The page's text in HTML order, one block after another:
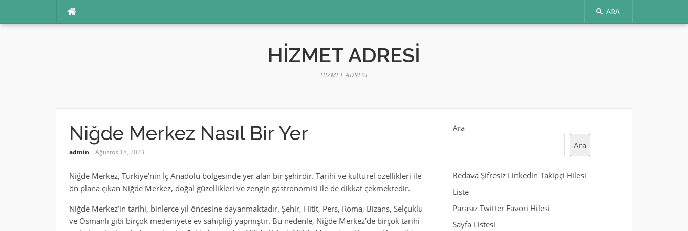
ARA
HIZMET ADRESI
HIZMET ADRESI
Niğde Merkez Nasıl Bir Yer
admin Ağustos 18, 2023
Niğde Merkez, Türkiye’nin İç Anadolu bölgesinde yer alan bir şehirdir. Tarihi ve kültürel özellikleri ile
ön plana çıkan Niğde Merkez, doğal güzellikleri ve zengin gastronomisi ile de dikkat çekmektedir.
Niğde Merkez’in tarihi, binlerce yıl öncesine dayanmaktadır. Şehir, Hitit, Pers, Roma, Bizans, Selçuklu
ve Osmanlı gibi birçok medeniyete ev sahipliği yapmıştır. Bu nedenle, Niğde Merkez’de birçok tarihi
Ara
Ara
Bedava Şifresiz Linkedin Takipçi Hilesi
Liste
Parasız Twitter Favori Hilesi
Sayfa Listesi